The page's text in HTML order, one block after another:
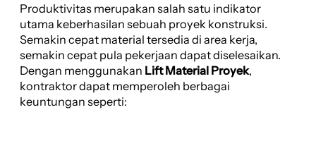
Produktivitas merupakan salah satu indikator
utama keberhasilan sebuah proyek konstruksi.
Semakin cepat material tersedia di area kerja,
semakin cepat pula pekerjaan dapat diselesaikan.
Dengan menggunakan Lift Material Proyek,
kontraktor dapat memperoleh berbagai
keuntungan seperti: